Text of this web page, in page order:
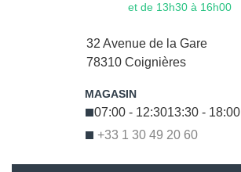
32 Avenue de la Gare
78310 Coignières
+33 1 30 49 20 60
07:00 - 12:3013:30 - 18:00
et de 13h30 à 16h00